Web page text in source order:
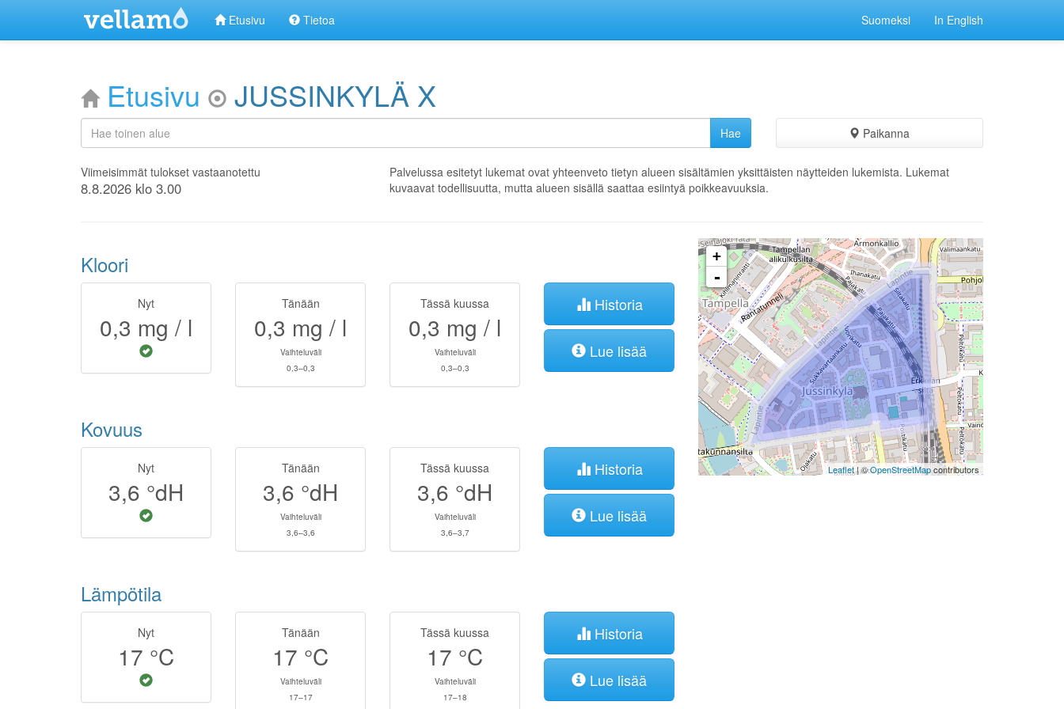
Etusivu Tietoa Suomeksi In English
Etusivu JUSSINKYLÄ X
Paikanna
Viimeisimmät tulokset vastaanotettu
8.8.2026 klo 3.00
Palvelussa esitetyt lukemat ovat yhteenveto tietyn alueen sisältämien yksittäisten näytteiden lukemista. Lukemat
kuvaavat todellisuutta, mutta alueen sisällä saattaa esiintyä poikkeavuuksia.
Kloori
Nyt
0,3 mg / l
Tänään
0,3 mg / l
Vaihteluväli
0,3–0,3
Tässä kuussa
0,3 mg / l
Vaihteluväli
0,3–0,3
Historia
Lue lisää
Kovuus
Nyt
3,6 °dH
Tänään
3,6 °dH
Vaihteluväli
3,6–3,6
Tässä kuussa
3,6 °dH
Vaihteluväli
3,6–3,7
Historia
Lue lisää
Lämpötila
Nyt
17 °C
Tänään
17 °C
Vaihteluväli
17–17
Tässä kuussa
17 °C
Vaihteluväli
17–18
Historia
Lue lisää
+
-
Leaflet| ©OpenStreetMapcontributors